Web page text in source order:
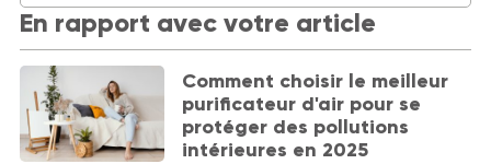
En rapport avec votre article
Comment choisir le meilleur
purificateur d'air pour se
protéger des pollutions
intérieures en 2025